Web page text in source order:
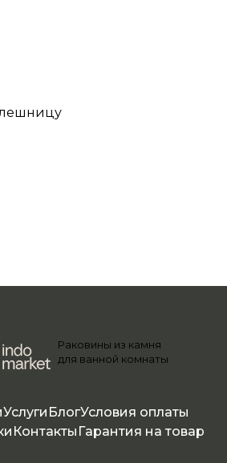
Раковины из камня
для ванной комнаты
Услуги БлогУсловия оплаты
Контакты Гарантия на товар